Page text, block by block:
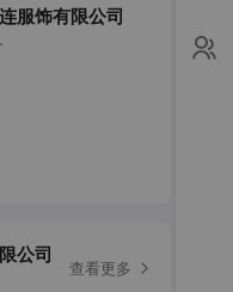
服饰有限公司
公司
查看更多